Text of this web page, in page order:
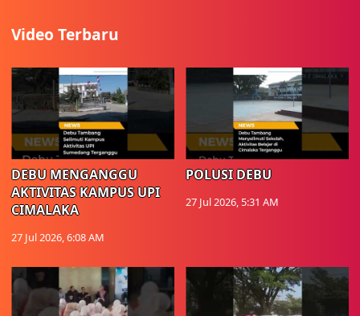
Video Terbaru
DEBU MENGANGGU
AKTIVITAS KAMPUS UPI
CIMALAKA
27 Jul 2026, 6:08 AM
POLUSI DEBU
27 Jul 2026, 5:31 AM